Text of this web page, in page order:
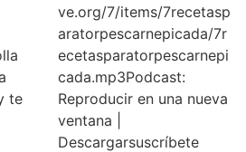
te
ve.org/7/items/7recetasp
aratorpescarnepicada/7r
ecetasparatorpescarnepi
cada.mp3Podcast:
Reproducir en una nueva
ventana |
Descargarsuscríbete